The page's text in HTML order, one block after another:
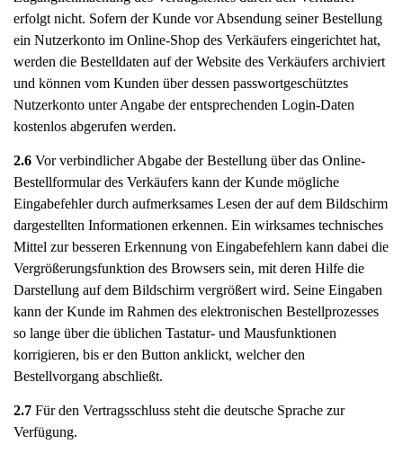
erfolgt nicht. Sofern der Kunde vor Absendung seiner Bestellung
ein Nutzerkonto im Online-Shop des Verkäufers eingerichtet hat,
werden die Bestelldaten auf der Website des Verkäufers archiviert
und können vom Kunden über dessen passwortgeschütztes
Nutzerkonto unter Angabe der entsprechenden Login-Daten
kostenlos abgerufen werden.
2.6 Vor verbindlicher Abgabe der Bestellung über das Online-
Bestellformular des Verkäufers kann der Kunde mögliche
Eingabefehler durch aufmerksames Lesen der auf dem Bildschirm
dargestellten Informationen erkennen. Ein wirksames technisches
Mittel zur besseren Erkennung von Eingabefehlern kann dabei die
Vergrößerungsfunktion des Browsers sein, mit deren Hilfe die
Darstellung auf dem Bildschirm vergrößert wird. Seine Eingaben
kann der Kunde im Rahmen des elektronischen Bestellprozesses
so lange über die üblichen Tastatur- und Mausfunktionen
korrigieren, bis er den Button anklickt, welcher den
Bestellvorgang abschließt.
2.7 Für den Vertragsschluss steht die deutsche Sprache zur
Verfügung.